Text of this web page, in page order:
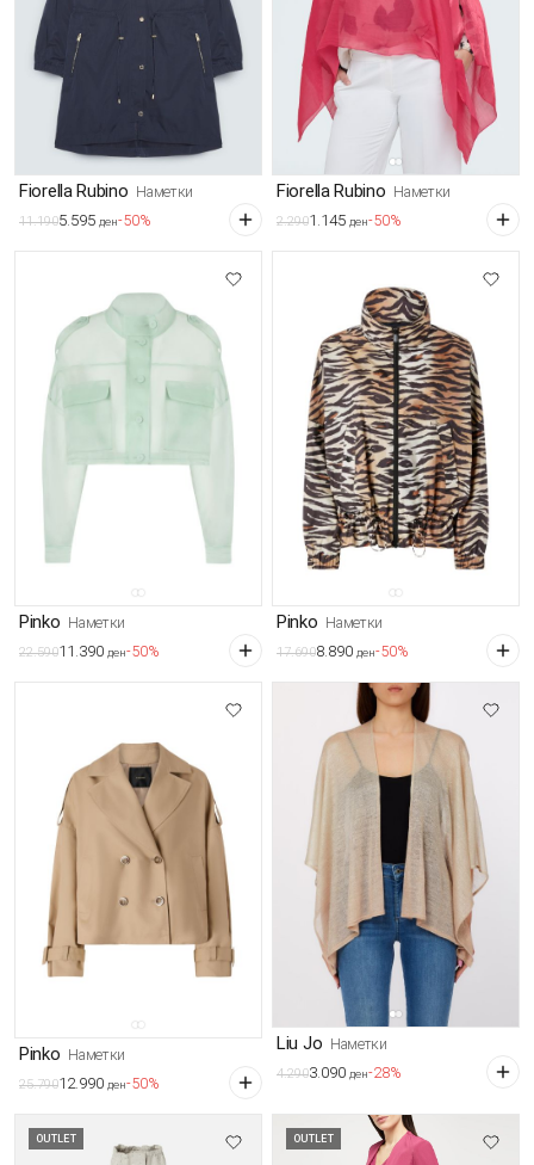
Fiorella Rubino Наметки
11.1905.595 ден-50%
Fiorella Rubino Наметки
2.2901.145 ден-50%
Pinko Наметки
22.59011.390 ден-50%
Pinko Наметки
17.6908.890 ден-50%
Pinko Наметки
25.79012.990 ден-50%
Liu Jo Наметки
4.2903.090 ден-28%
OUTLET OUTLET